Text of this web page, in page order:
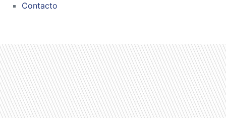
Contacto